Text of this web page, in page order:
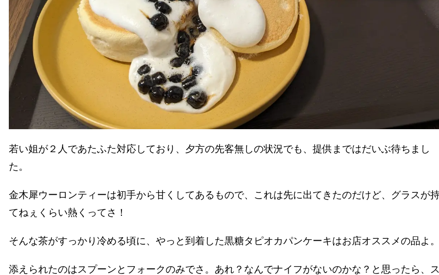
若い姐が２人であたふた対応しており、夕方の先客無しの状況でも、提供まではだいぶ待ちまし
た。
金木犀ウーロンティーは初手から甘くしてあるもので、これは先に出てきたのだけど、グラスが
てねぇくらい熱くってさ！
そんな茶がすっかり冷める頃に、やっと到着した黒糖タピオカパンケーキはお店オススメの品よ
添えられたのはスプーンとフォークのみでさ。あれ？なんでナイフがないのかな？と思ったら、